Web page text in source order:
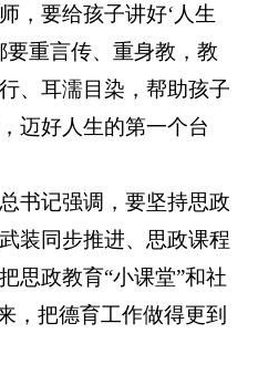
，要给孩子讲好‘人生
要重言传、重身教，教
、耳濡目染，帮助孩子
迈好人生的第一个台
书记强调，要坚持思政
装同步推进、思政课程
思政教育“小课堂”和社
，把德育工作做得更到